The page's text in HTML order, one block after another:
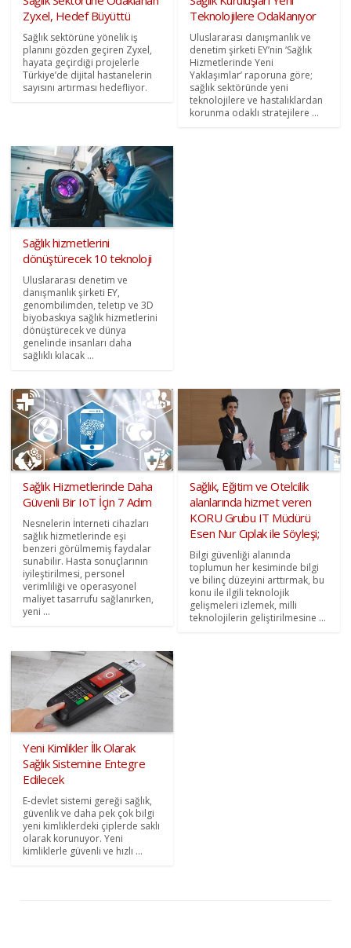
Zyxel, Hedef Büyüttü
Sağlık sektörüne yönelik iş
planını gözden geçiren Zyxel,
hayata geçirdiği projelerle
Türkiye’de dijital hastanelerin
sayısını artırması hedefliyor.
Teknolojilere Odaklanıyor
Uluslararası danışmanlık ve
denetim şirketi EY’nin ‘Sağlık
Hizmetlerinde Yeni
Yaklaşımlar’ raporuna göre;
sağlık sektöründe yeni
teknolojilere ve hastalıklardan
korunma odaklı stratejilere ...
Sağlık hizmetlerini
dönüştürecek 10 teknoloji
Uluslararası denetim ve
danışmanlık şirketi EY,
genombilimden, teletıp ve 3D
biyobaskıya sağlık hizmetlerini
dönüştürecek ve dünya
genelinde insanları daha
sağlıklı kılacak ...
Sağlık Hizmetlerinde Daha
Güvenli Bir IoT İçin 7 Adım
Nesnelerin İnterneti cihazları
sağlık hizmetlerinde eşi
benzeri görülmemiş faydalar
sunabilir. Hasta sonuçlarının
iyileştirilmesi, personel
verimliliği ve operasyonel
maliyet tasarrufu sağlanırken,
yeni ...
Sağlık, Eğitim ve Otelcilik
alanlarında hizmet veren
KORU Grubu IT Müdürü
Esen Nur Cıplak ile Söyleşi;
Bilgi güvenliği alanında
toplumun her kesiminde bilgi
ve bilinç düzeyini arttırmak, bu
konu ile ilgili teknolojik
gelişmeleri izlemek, milli
teknolojilerin geliştirilmesine ...
Yeni Kimlikler İlk Olarak
Sağlık Sistemine Entegre
Edilecek
E-devlet sistemi gereği sağlık,
güvenlik ve daha pek çok bilgi
yeni kimliklerdeki çiplerde saklı
olarak korunuyor. Yeni
kimliklerle güvenli ve hızlı ...